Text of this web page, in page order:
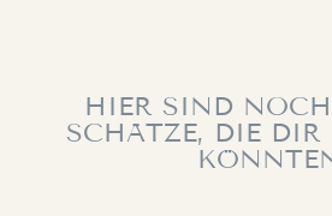
HIER SIND
SCHÄTZE, DIE DIR